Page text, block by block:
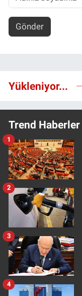
Gönder
Yükleniyor...
Trend Haberler
1
2
3
4